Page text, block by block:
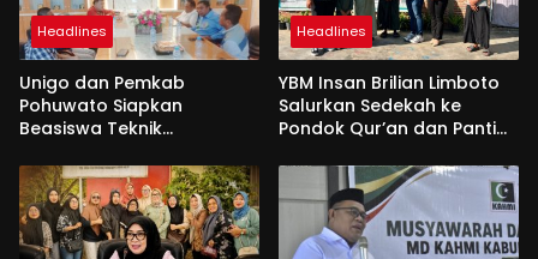
Headlines
Unigo dan Pemkab
Pohuwato Siapkan
Beasiswa Teknik
Headlines
YBM Insan Brilian Limboto
Salurkan Sedekah ke
Pondok Qur’an dan Panti